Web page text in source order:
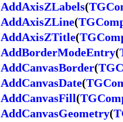
AddAxisZLabels(
AddAxisZLine(
AddAxisZTitle(
AddBorderModeEntry(
AddCanvasBorder(
AddCanvasDate(
AddCanvasFill(
AddCanvasGeometry(